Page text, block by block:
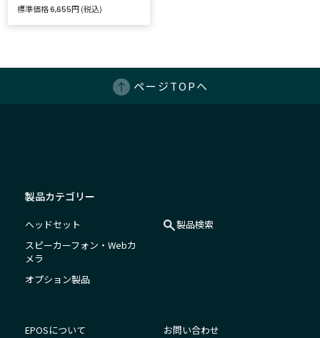
標準価格6,655円 (税込)
ページTOPへ
製品カテゴリー
ヘッドセット
スピーカーフォン・Webカ
メラ
オプション製品
製品検索
EPOSについて
お問い合わせ